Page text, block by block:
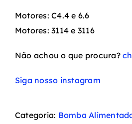
Motores: C4.4 e 6.6
Motores: 3114 e 3116
Não achou o que procura?
Siga nosso instagram
Categoria: Bomba